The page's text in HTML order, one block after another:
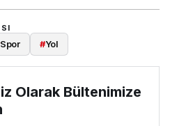
Spor #Yol
Olarak Bültenimize